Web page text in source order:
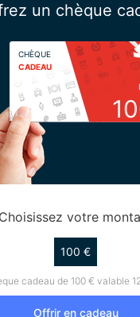
un chèque
CHÈQUE
CADEAU
Choisissez votre
100 €
cadeau de 100 € valable
Offrir en cadeau